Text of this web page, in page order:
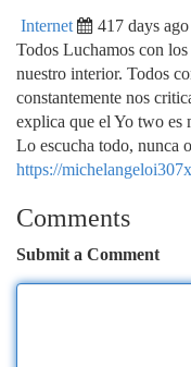
Internet 417 days ago
Todos Luchamos con
nuestro interior. Todos
constantemente nos
explica que el Yo two es
Lo escucha todo, nunca
https://
Comments
Submit a Comment